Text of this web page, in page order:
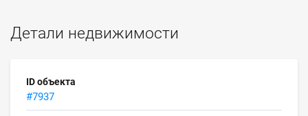
Детали недвижимости
ID объекта
#7937